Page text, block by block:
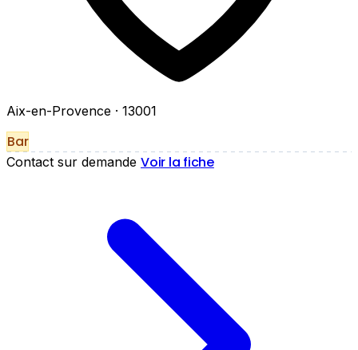
Aix-en-Provence · 13001
Bar
Contact sur demande Voir la fiche